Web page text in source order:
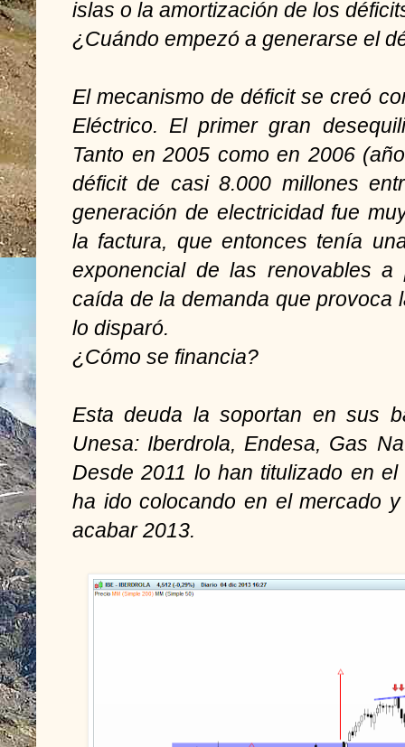
islas o la amortización de los
¿Cuándo empezó a generarse el
El mecanismo de déficit se creó
Eléctrico. El primer gran
Tanto en 2005 como en 2006
déficit de casi 8.000 millones
generación de electricidad fue
la factura, que entonces tenía
exponencial de las renovables
caída de la demanda que provoca
lo disparó.
¿Cómo se financia?
Esta deuda la soportan en sus
Unesa: Iberdrola, Endesa, Gas
Desde 2011 lo han titulizado en
ha ido colocando en el mercado
acabar 2013.